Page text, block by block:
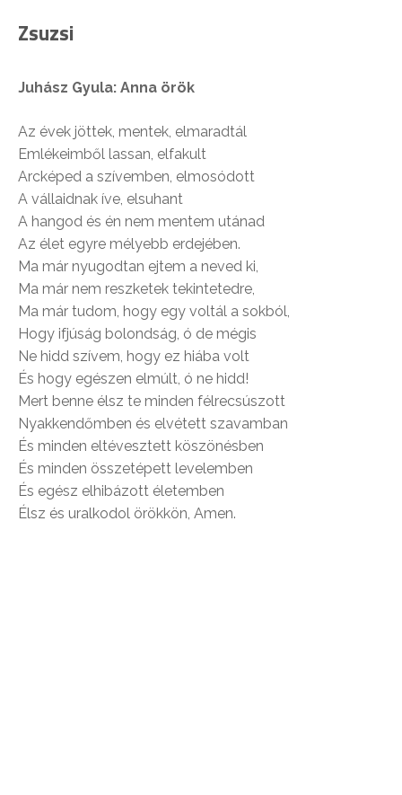
Zsuzsi
Juhász Gyula: Anna örök
Az évek jöttek, mentek, elmaradtál
Emlékeimből lassan, elfakult
Arcképed a szívemben, elmosódott
A vállaidnak íve, elsuhant
A hangod és én nem mentem utánad
Az élet egyre mélyebb erdejében.
Ma már nyugodtan ejtem a neved ki,
Ma már nem reszketek tekintetedre,
Ma már tudom, hogy egy voltál a sokból,
Hogy ifjúság bolondság, ó de mégis
Ne hidd szívem, hogy ez hiába volt
És hogy egészen elmúlt, ó ne hidd!
Mert benne élsz te minden félrecsúszott
Nyakkendőmben és elvétett szavamban
És minden eltévesztett köszönésben
És minden összetépett levelemben
És egész elhibázott életemben
Élsz és uralkodol örökkön, Amen.